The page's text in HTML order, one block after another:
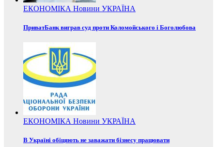
ЕКОНОМІКА Новини УКРАЇНА
ПриватБанк виграв суд проти Коломойського і Боголюбова
ЕКОНОМІКА Новини УКРАЇНА
В Україні обіцяють не заважати бізнесу працювати